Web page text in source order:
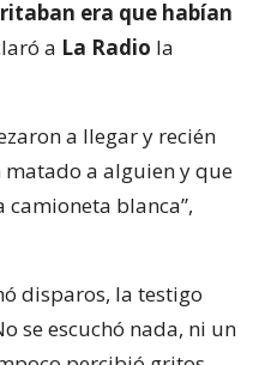
era que habían
a La Radio la
a llegar y recién
a alguien y que
camioneta blanca”,
disparos, la testigo
se escuchó nada, ni un